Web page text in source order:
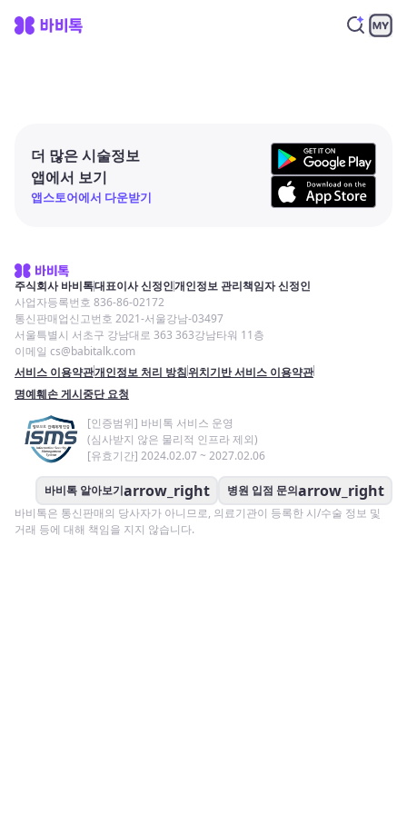
더 많은 시술정보
앱에서 보기
앱스토어에서 다운받기
주식회사 바비톡대표이사 신정인개인정보 관리책임자 신정인
사업자등록번호 836-86-02172
통신판매업신고번호 2021-서울강남-03497
서울특별시 서초구 강남대로 363 363강남타워 11층
이메일 cs@babitalk.com
서비스 이용약관개인정보 처리 방침위치기반 서비스 이용약관
명예훼손 게시중단 요청
[인증범위] 바비톡 서비스 운영
(심사받지 않은 물리적 인프라 제외)
[유효기간] 2024.02.07 ~ 2027.02.06
바비톡 알아보기arrow_right 병원 입점 문의arrow_right
바비톡은 통신판매의 당사자가 아니므로, 의료기관이 등록한 시/수술 정보 및
거래 등에 대해 책임을 지지 않습니다.